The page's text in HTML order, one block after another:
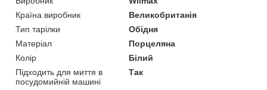
Країна виробник
Великобританія
Тип тарілки
Обідня
Матеріал
Порцеляна
Колір
Білий
Підходить для миття в
посудомийній машині
Так